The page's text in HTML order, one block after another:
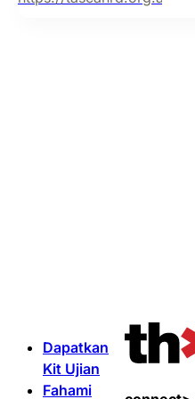
Dapatkan
Kit Ujian
Fahami